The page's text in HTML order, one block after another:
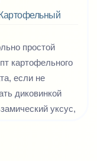
Картофельный
простой
картофельного
если не
диковинкой
уксус,